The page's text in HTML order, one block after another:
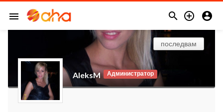
menu   
AleksM Администратор
последвам